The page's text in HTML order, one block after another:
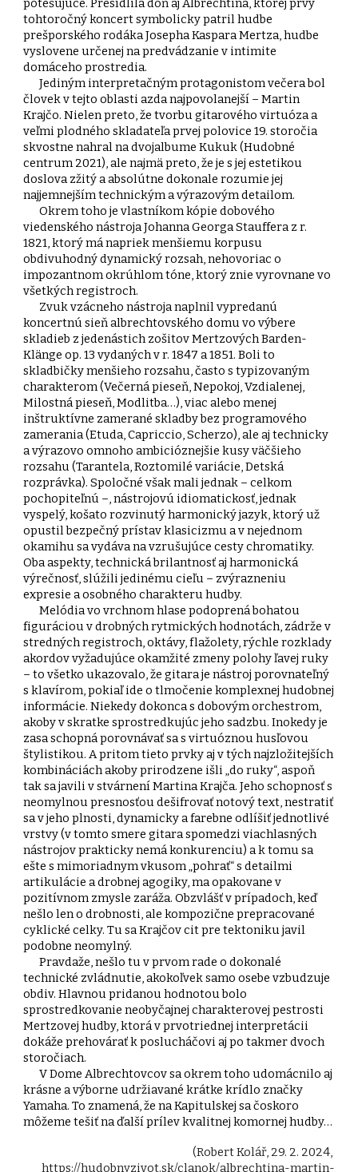
potešujúce. Presídlila doň aj Albrechtina, ktorej prvý
tohtoročný koncert symbolicky patril hudbe
prešporského rodáka Josepha Kaspara Mertza, hudbe
vyslovene určenej na predvádzanie v intimite
domáceho prostredia.
Jediným interpretačným protagonistom večera bol
človek v tejto oblasti azda najpovolanejší – Martin
Krajčo. Nielen preto, že tvorbu gitarového virtuóza a
veľmi plodného skladateľa prvej polovice 19. storočia
skvostne nahral na dvojalbume Kukuk (Hudobné
centrum 2021), ale najmä preto, že je s jej estetikou
doslova zžitý a absolútne dokonale rozumie jej
najjemnejším technickým a výrazovým detailom.
Okrem toho je vlastníkom kópie dobového
viedenského nástroja Johanna Georga Stauffera z r.
1821, ktorý má napriek menšiemu korpusu
obdivuhodný dynamický rozsah, nehovoriac o
impozantnom okrúhlom tóne, ktorý znie vyrovnane vo
všetkých registroch.
Zvuk vzácneho nástroja naplnil vypredanú
koncertnú sieň albrechtovského domu vo výbere
skladieb z jedenástich zošitov Mertzových Barden-
Klänge op. 13 vydaných v r. 1847 a 1851. Boli to
skladbičky menšieho rozsahu, často s typizovaným
charakterom (Večerná pieseň, Nepokoj, Vzdialenej,
Milostná pieseň, Modlitba…), viac alebo menej
inštruktívne zamerané skladby bez programového
zamerania (Etuda, Capriccio, Scherzo), ale aj technicky
a výrazovo omnoho ambicióznejšie kusy väčšieho
rozsahu (Tarantela, Roztomilé variácie, Detská
rozprávka). Spoločné však mali jednak – celkom
pochopiteľnú –, nástrojovú idiomatickosť, jednak
vyspelý, košato rozvinutý harmonický jazyk, ktorý už
opustil bezpečný prístav klasicizmu a v nejednom
okamihu sa vydáva na vzrušujúce cesty chromatiky.
Oba aspekty, technická brilantnosť aj harmonická
výrečnosť, slúžili jedinému cieľu – zvýrazneniu
expresie a osobného charakteru hudby.
Melódia vo vrchnom hlase podoprená bohatou
figuráciou v drobných rytmických hodnotách, zádrže v
stredných registroch, oktávy, flažolety, rýchle rozklady
akordov vyžadujúce okamžité zmeny polohy ľavej ruky
– to všetko ukazovalo, že gitara je nástroj porovnateľný
s klavírom, pokiaľ ide o tlmočenie komplexnej hudobnej
informácie. Niekedy dokonca s dobovým orchestrom,
akoby v skratke sprostredkujúc jeho sadzbu. Inokedy je
zasa schopná porovnávať sa s virtuóznou husľovou
štylistikou. A pritom tieto prvky aj v tých najzložitejších
kombináciách akoby prirodzene išli „do ruky“, aspoň
tak sa javili v stvárnení Martina Krajča. Jeho schopnosť s
neomylnou presnosťou dešifrovať notový text, nestratiť
sa v jeho plnosti, dynamicky a farebne odlíšiť jednotlivé
vrstvy (v tomto smere gitara spomedzi viachlasných
nástrojov prakticky nemá konkurenciu) a k tomu sa
ešte s mimoriadnym vkusom „pohrať“ s detailmi
artikulácie a drobnej agogiky, ma opakovane v
pozitívnom zmysle zaráža. Obzvlášť v prípadoch, keď
nešlo len o drobnosti, ale kompozične prepracované
cyklické celky. Tu sa Krajčov cit pre tektoniku javil
podobne neomylný.
Pravdaže, nešlo tu v prvom rade o dokonalé
technické zvládnutie, akokoľvek samo osebe vzbudzuje
obdiv. Hlavnou pridanou hodnotou bolo
sprostredkovanie neobyčajnej charakterovej pestrosti
Mertzovej hudby, ktorá v prvotriednej interpretácii
dokáže prehovárať k poslucháčovi aj po takmer dvoch
storočiach.
V Dome Albrechtovcov sa okrem toho udomácnilo aj
krásne a výborne udržiavané krátke krídlo značky
Yamaha. To znamená, že na Kapitulskej sa čoskoro
môžeme tešiť na ďalší prílev kvalitnej komornej hudby…
(Robert Kolář, 29. 2. 2024,
https://hudobnyzivot.sk/clanok/albrechtina-martin-